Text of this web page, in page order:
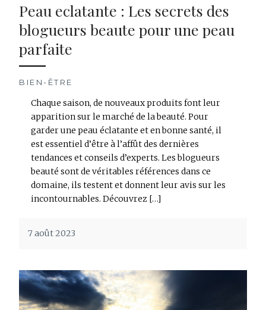
Peau eclatante : Les secrets des
blogueurs beaute pour une peau
parfaite
BIEN-ÊTRE
Chaque saison, de nouveaux produits font leur
apparition sur le marché de la beauté. Pour
garder une peau éclatante et en bonne santé, il
est essentiel d’être à l’affût des dernières
tendances et conseils d’experts. Les blogueurs
beauté sont de véritables références dans ce
domaine, ils testent et donnent leur avis sur les
incontournables. Découvrez […]
7 août 2023